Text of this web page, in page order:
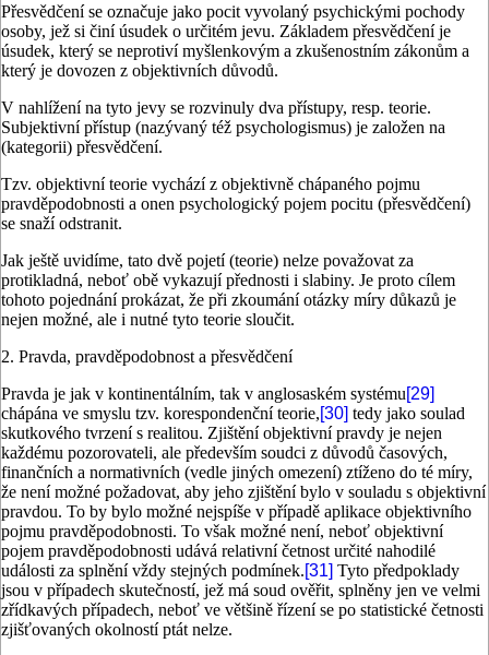
Přesvědčení se označuje jako pocit vyvolaný psychickými pochody
osoby, jež si činí úsudek o určitém jevu. Základem přesvědčení je
úsudek, který se neprotiví myšlenkovým a zkušenostním zákonům a
který je dovozen z objektivních důvodů.
V nahlížení na tyto jevy se rozvinuly dva přístupy, resp. teorie.
Subjektivní přístup (nazývaný též psychologismus) je založen na
(kategorii) přesvědčení.
Tzv. objektivní teorie vychází z objektivně chápaného pojmu
pravděpodobnosti a onen psychologický pojem pocitu (přesvědčení)
se snaží odstranit.
Jak ještě uvidíme, tato dvě pojetí (teorie) nelze považovat za
protikladná, neboť obě vykazují přednosti i slabiny. Je proto cílem
tohoto pojednání prokázat, že při zkoumání otázky míry důkazů je
nejen možné, ale i nutné tyto teorie sloučit.
2. Pravda, pravděpodobnost a přesvědčení
Pravda je jak v kontinentálním, tak v anglosaském systému[29]
chápána ve smyslu tzv. korespondenční teorie,[30] tedy jako soulad
skutkového tvrzení s realitou. Zjištění objektivní pravdy je nejen
každému pozorovateli, ale především soudci z důvodů časových,
finančních a normativních (vedle jiných omezení) ztíženo do té míry,
že není možné požadovat, aby jeho zjištění bylo v souladu s objektivní
pravdou. To by bylo možné nejspíše v případě aplikace objektivního
pojmu pravděpodobnosti. To však možné není, neboť objektivní
pojem pravděpodobnosti udává relativní četnost určité nahodilé
události za splnění vždy stejných podmínek.[31] Tyto předpoklady
jsou v případech skutečností, jež má soud ověřit, splněny jen ve velmi
zřídkavých případech, neboť ve většině řízení se po statistické četnosti
zjišťovaných okolností ptát nelze.